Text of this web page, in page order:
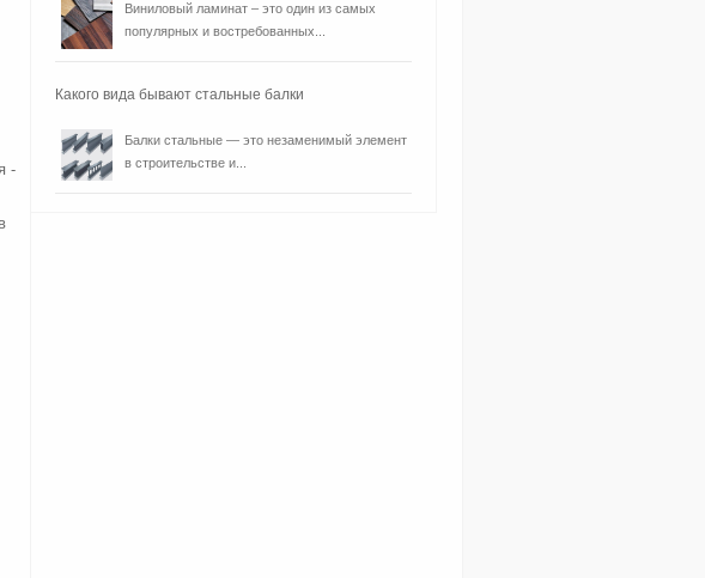
-
Виниловый ламинат – это один из самых
популярных и востребованных...
Какого вида бывают стальные балки
Балки стальные — это незаменимый элемент
в строительстве и...